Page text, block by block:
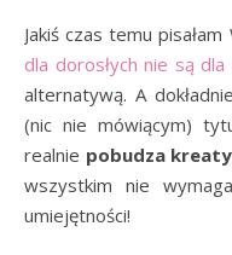
Jakiś czas temu
dla dorosłych nie są dla
alternatywą. A
(nic nie mówiącym)
realnie pobudza
wszystkim nie
umiejętności!